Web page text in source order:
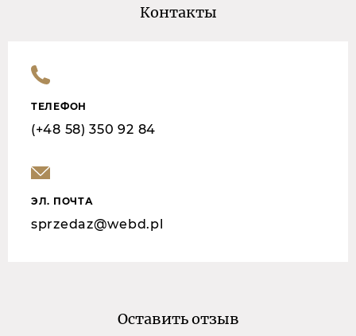
Контакты
ТЕЛЕФОН
(+48 58) 350 92 84
ЭЛ. ПОЧТА
sprzedaz@webd.pl
Оставить отзыв